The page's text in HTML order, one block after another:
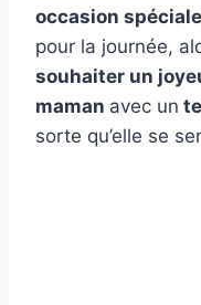
occasion spéciale
pour la journée,
souhaiter un
maman avec un
sorte qu’elle se